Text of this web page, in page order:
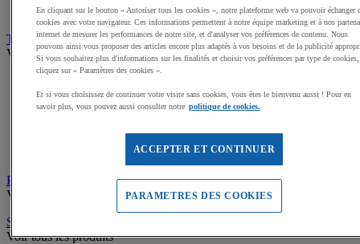
Accessoires Tennis de table
Tennis
Voir tous les produits
Balles de Tennis
Filets de Tennis
Equipement Terrain de Tennis
Accessoires de Tennis
Padel
Voir tous les produits
Squash
Voir tous les produits
En cliquant sur le bouton « Autoriser tous les cookies », notre plateforme web va pouvoir échanger
cookies avec votre navigateur. Ces informations permettent à notre équipe marketing et à nos
internet de mesurer les performances de notre site, et d'analyser vos préférences de contenu. Nous
pouvons ainsi vous proposer des articles encore plus adaptés à vos besoins et de la publicité
Si vous souhaitez plus d'informations sur les finalités et choisir vos préférences par type de cookies,
cliquez sur « Paramètres des cookies ».
Et si vous choisissez de continuer votre visite sans cookies, vous êtes le bienvenu aussi ! Pour en
savoir plus, vous pouvez aussi consulter notre politique de cookies.
ACCEPTER ET CONTINUER
PARAMETRES DES COOKIES